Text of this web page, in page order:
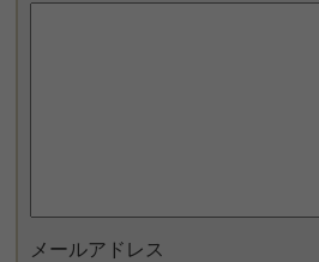
メールアドレス